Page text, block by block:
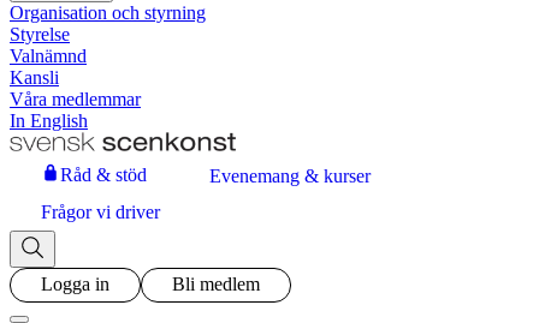
Organisation och styrning
Styrelse
Valnämnd
Kansli
Våra medlemmar
In English
Råd & stöd
Evenemang & kurser
Frågor vi driver
Logga in Bli medlem